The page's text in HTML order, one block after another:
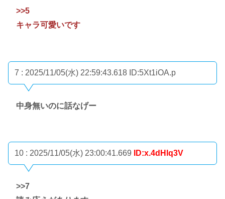
>>5
キャラ可愛いです
7 : 2025/11/05(水) 22:59:43.618 ID:5Xt1iOA.p
中身無いのに話なげー
10 : 2025/11/05(水) 23:00:41.669 ID:x.4dHlq3V
>>7